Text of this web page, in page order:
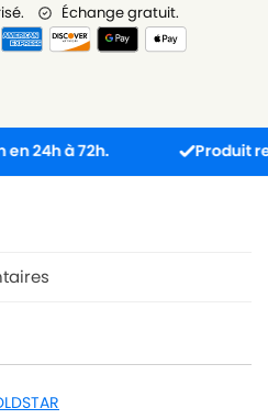
Échange gratuit.
à 72h. Produit reçu